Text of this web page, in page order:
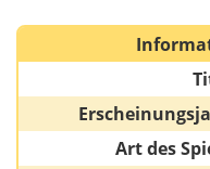
Art des